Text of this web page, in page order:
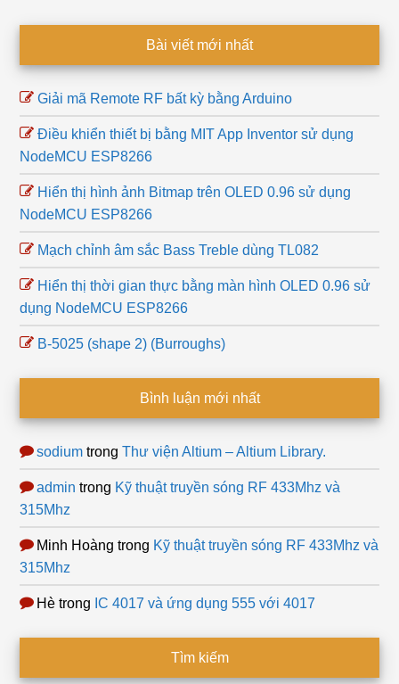
Bài viết mới nhất
Giải mã Remote RF bất kỳ bằng Arduino
Điều khiển thiết bị bằng MIT App Inventor sử dụng
NodeMCU ESP8266
Hiển thị hình ảnh Bitmap trên OLED 0.96 sử dụng
NodeMCU ESP8266
Mạch chỉnh âm sắc Bass Treble dùng TL082
Hiển thị thời gian thực bằng màn hình OLED 0.96 sử
dụng NodeMCU ESP8266
B-5025 (shape 2) (Burroughs)
Bình luận mới nhất
sodium trongThư viện Altium – Altium Library.
admin trong Kỹ thuật truyền sóng RF 433Mhz và
315Mhz
Minh Hoàng trong Kỹ thuật truyền sóng RF 433Mhz và
315Mhz
Hè trong IC 4017 và ứng dụng 555 với 4017
Tìm kiếm